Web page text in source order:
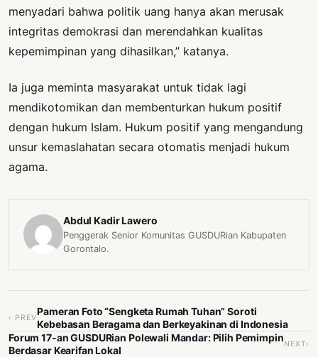
menyadari bahwa politik uang hanya akan merusak
integritas demokrasi dan merendahkan kualitas
kepemimpinan yang dihasilkan,” katanya.
Ia juga meminta masyarakat untuk tidak lagi
mendikotomikan dan membenturkan hukum positif
dengan hukum Islam. Hukum positif yang mengandung
unsur kemaslahatan secara otomatis menjadi hukum
agama.
Abdul Kadir Lawero
Penggerak Senior Komunitas GUSDURian Kabupaten
Gorontalo.
‹ PREV
Pameran Foto “Sengketa Rumah Tuhan” Soroti
Kebebasan Beragama dan Berkeyakinan di Indonesia
Forum 17-an GUSDURian Polewali Mandar: Pilih Pemimpin
Berdasar Kearifan Lokal
NEXT›